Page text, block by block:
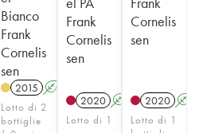
Bianco
Frank
Cornelis
sen
2015 A
Lotto di 2
bottiglie
Frank
Cornelis
sen
2020 A
Lotto di 1
Cornelis
sen
2020 A
Lotto di 1